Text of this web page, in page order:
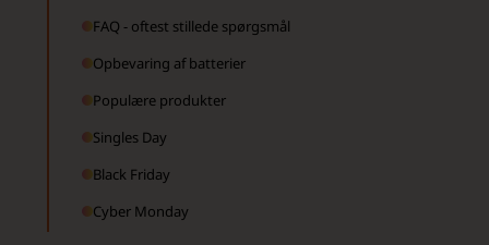
FAQ - oftest stillede spørgsmål
Opbevaring af batterier
Populære produkter
Singles Day
Black Friday
Cyber Monday